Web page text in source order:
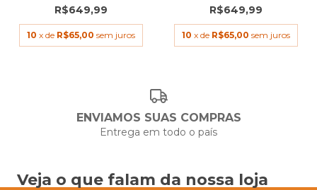
R$649,99
10 x de R$65,00 sem juros
R$649,99
10 x de R$65,00 sem juros
ENVIAMOS SUAS COMPRAS
Entrega em todo o país
Veja o que falam da nossa loja